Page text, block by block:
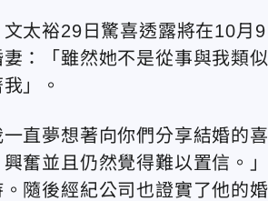
太裕29日驚喜透露將在10月
：「雖然她不是從事與我類
」。
直夢想著向你們分享結婚的
奮並且仍然覺得難以置信。
隨後經紀公司也證實了他的